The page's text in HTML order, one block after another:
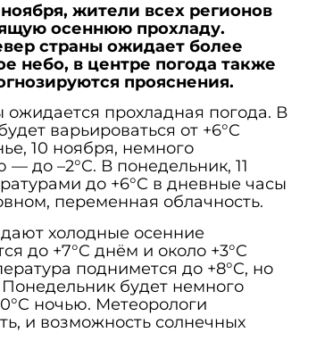
жители всех регионов
осеннюю прохладу.
страны ожидает более
небо, в центре погода также
прояснения.
ожидается прохладная погода. В
варьироваться от +6°C
10 ноября, немного
до –2°C. В понедельник, 11
до +6°C в дневные часы
переменная облачность.
холодные осенние
до +7°C днём и около +3°C
поднимется до +8°C, но
будет немного
ночью. Метеорологи
и возможность солнечных